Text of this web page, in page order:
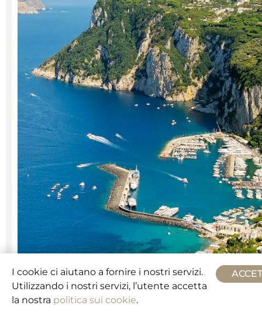
Da Capri A Napoli
I cookie ci aiutano a fornire i nostri servizi.
Utilizzando i nostri servizi, l’utente accetta
la nostra politica sui cookie.